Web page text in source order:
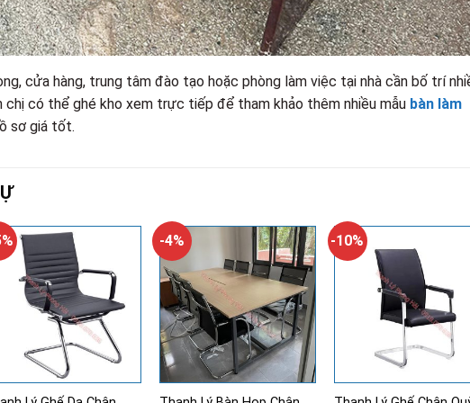
cửa hàng, trung tâm đào tạo hoặc phòng làm việc tại nhà cần bố trí
chị có thể ghé kho xem trực tiếp để tham khảo thêm nhiều mẫu bàn làm
sơ giá tốt.
-4% -10%